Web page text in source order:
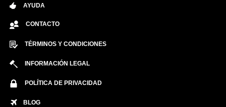
AYUDA
CONTACTO
TÉRMINOS Y CONDICIONES
INFORMACIÓN LEGAL
POLÍTICA DE PRIVACIDAD
BLOG